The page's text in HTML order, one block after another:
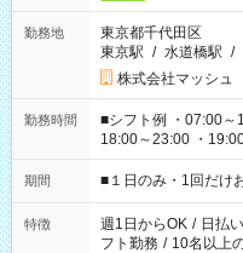
勤務地
東京都千代田区
東京駅 / 水道橋駅 /
株式会社マッシュ
勤務時間
■シフト例 ・07:00～
18:00～23:00 ・
etc ★最短で3時間で5,120円のお仕事から 15時間で2万円近く稼
げるお仕事も！ ご希望のお時間に合わせてご紹介！ ※シフトは
ください！
期間 ■１日のみ・1回だけ
特徴 週1日からOK / 日払
フト勤務 / 10名以上